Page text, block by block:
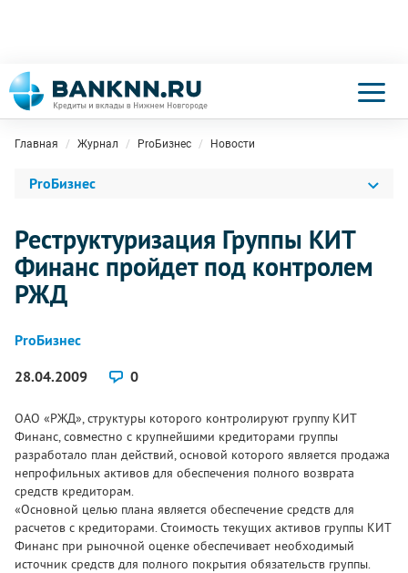
Главная Журнал ProБизнес Новости
ProБизнес
Реструктуризация Группы КИТ
Финанс пройдет под контролем
РЖД
ProБизнес
28.04.2009
0
ОАО «РЖД», структуры которого контролируют группу КИТ
Финанс, совместно с крупнейшими кредиторами группы
разработало план действий, основой которого является продажа
непрофильных активов для обеспечения полного возврата
средств кредиторам.
«Основной целью плана является обеспечение средств для
расчетов с кредиторами. Стоимость текущих активов группы КИТ
Финанс при рыночной оценке обеспечивает необходимый
источник средств для полного покрытия обязательств группы.